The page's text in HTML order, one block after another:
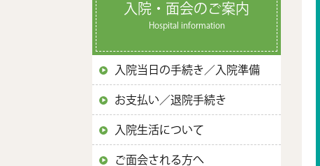
入院・面会のご案内
Hospital information
入院当日の手続き／入院準備
お支払い／退院手続き
入院生活について
ご面会される方へ